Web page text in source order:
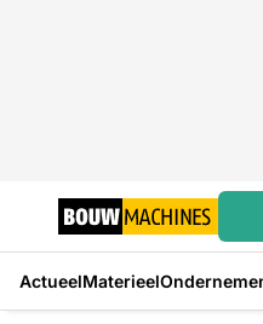
ActueelMaterieel